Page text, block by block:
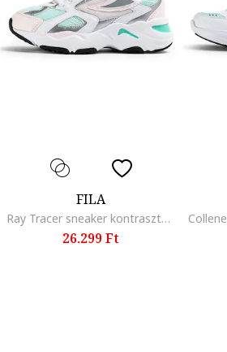
FILA
Ray Tracer sneaker kontrasztos részletekkel, Fehér/Szürke/Halvány rózsaszín/Mentazöld
26.299 Ft